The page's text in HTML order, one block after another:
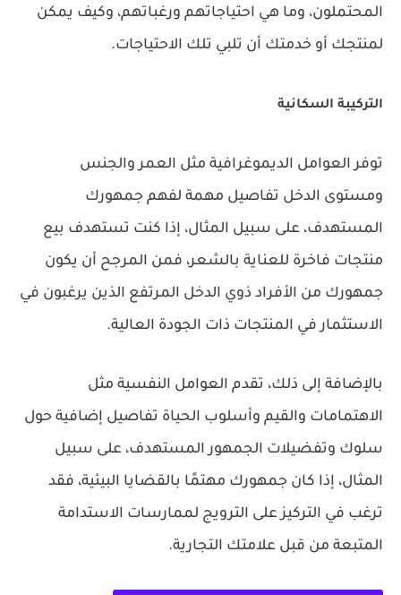
المحتملون، وما هي احتياجاتهم ورغباتهم، وكيف يمكن
لمنتجك أو خدمتك أن تلبي تلك الاحتياجات.
التركيبة السكانية
توفر العوامل الديموغرافية مثل العمر والجنس
ومستوى الدخل تفاصيل مهمة لفهم جمهورك
المستهدف، على سبيل المثال، إذا كنت تستهدف بيع
منتجات فاخرة للعناية بالشعر، فمن المرجح أن يكون
جمهورك من الأفراد ذوي الدخل المرتفع الذين يرغبون في
الاستثمار في المنتجات ذات الجودة العالية.
بالإضافة إلى ذلك، تقدم العوامل النفسية مثل
الاهتمامات والقيم وأسلوب الحياة تفاصيل إضافية حول
سلوك وتفضيلات الجمهور المستهدف، على سبيل
المثال، إذا كان جمهورك مهتمًا بالقضايا البيئية، فقد
ترغب في التركيز على الترويج لممارسات الاستدامة
المتبعة من قبل علامتك التجارية.